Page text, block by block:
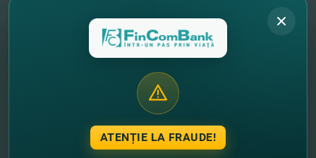
31.12.2023.
Regulamentul oficial al promoţiei poate fi accesat
Campania promoţională este valabilă
Cu FinComBank, fă-ţi bagajele pentru o călătorie către
câştiguri fabuloase!
ATENȚIE LA FRAUDE!